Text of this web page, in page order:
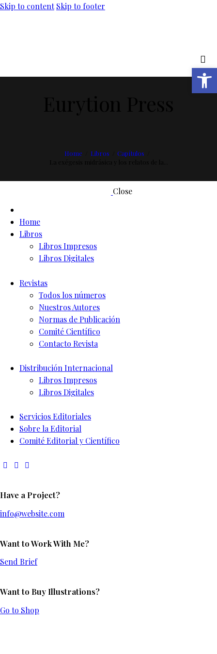
Skip to content Skip to footer
Home Libros
Capítulos
Close
Home
Libros
Libros Impresos
Libros Digitales
Revistas
Todos los números
Nuestros Autores
Normas de Publicación
Comité Científico
Contacto Revista
Distribución Internacional
Libros Impresos
Libros Digitales
Servicios Editoriales
Sobre la Editorial
Comité Editorial y Científico
Have a Project?
info@website.com
Want to Work With Me?
Send Brief
Want to Buy Illustrations?
Go to Shop
Abrir barra de herramientas